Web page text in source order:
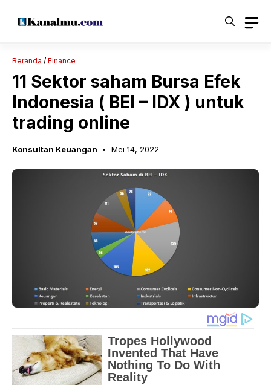
Beranda / Finance
11 Sektor saham Bursa Efek
Indonesia ( BEI – IDX ) untuk
trading online
Konsultan Keuangan Mei 14, 2022